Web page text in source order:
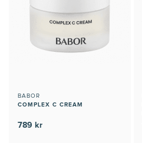
BABOR
COMPLEX C CREAM
789 kr